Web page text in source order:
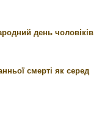
день чоловіків
смерті як серед